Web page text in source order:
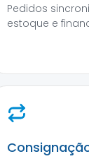
Pedidos
estoque e